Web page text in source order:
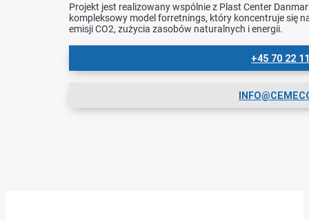
Projekt jest realizowany wspólnie z Plast Center
kompleksowy model forretnings, który koncentruje się
emisji CO2, zużycia zasobów naturalnych i energii.
+45 70 22